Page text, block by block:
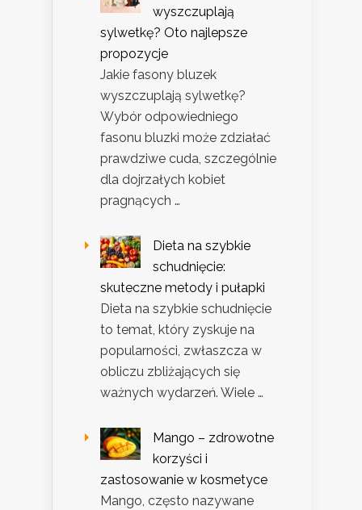
wyszczuplają
sylwetkę? Oto najlepsze
propozycje
Jakie fasony bluzek
wyszczuplają sylwetkę?
Wybór odpowiedniego
fasonu bluzki może zdziałać
prawdziwe cuda, szczególnie
dla dojrzałych kobiet
pragnących …
Dieta na szybkie
schudnięcie:
skuteczne metody i pułapki
Dieta na szybkie schudnięcie
to temat, który zyskuje na
popularności, zwłaszcza w
obliczu zbliżających się
ważnych wydarzeń. Wiele …
Mango – zdrowotne
korzyści i
zastosowanie w kosmetyce
Mango, często nazywane